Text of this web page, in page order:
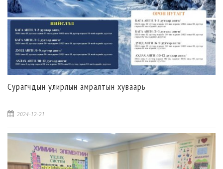
Сурагчдын улирлын амралтын хуваарь
2024-12-21